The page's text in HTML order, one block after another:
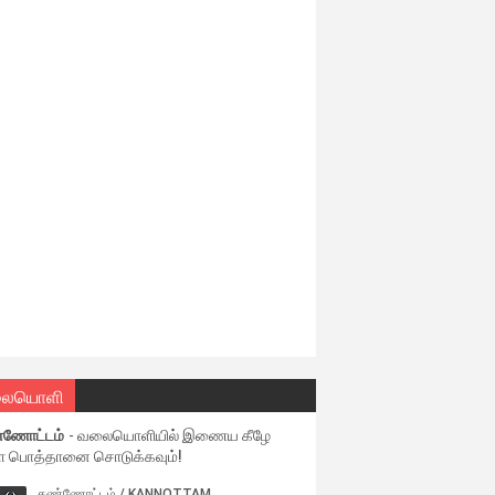
- வலையொளியில் இணைய கீழே
பொத்தானை சொடுக்கவும்!